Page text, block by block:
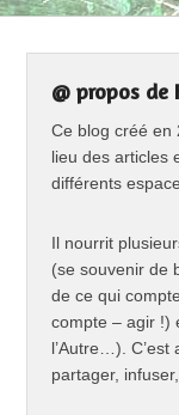
@ propos
Ce blog créé en
lieu des articles
différents
Il nourrit
(se souvenir de
de ce qui
compte – agir !)
l’Autre…).
partager,